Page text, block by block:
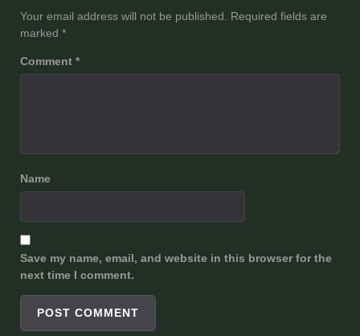
Your email address will not be published.
Required fields are
marked *
Comment *
Name
Save my name, email, and website in this browser for the
next time I comment.